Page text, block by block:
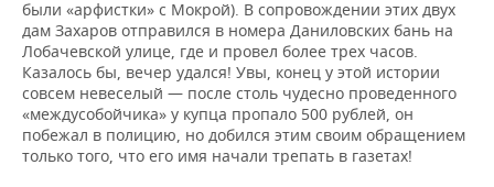
были «арфистки» с Мокрой). В сопровождении этих двух
дам Захаров отправился в номера Даниловских бань на
Лобачевской улице, где и провел более трех часов.
Казалось бы, вечер удался! Увы, конец у этой истории
совсем невеселый — после столь чудесно проведенного
«междусобойчика» у купца пропало 500 рублей, он
побежал в полицию, но добился этим своим обращением
только того, что его имя начали трепать в газетах!